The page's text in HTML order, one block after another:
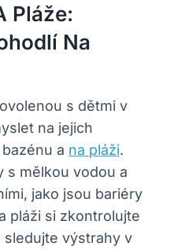
Pláže:
Na
s dětmi v
na jejich
a na pláži.
s mělkou vodou a
jako jsou bariéry
pláži si zkontrolujte
sledujte výstrahy v